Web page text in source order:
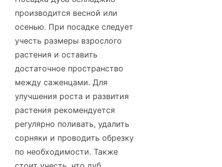
производится весной или
осенью. При посадке следует
учесть размеры взрослого
растения и оставить
достаточное пространство
между саженцами. Для
улучшения роста и развития
растения рекомендуется
регулярно поливать, удалить
сорняки и проводить обрезку
по необходимости. Также